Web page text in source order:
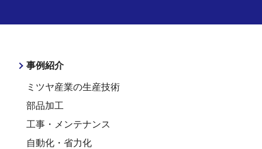
事例紹介
ミツヤ産業の生産技術
部品加工
工事・メンテナンス
自動化・省力化